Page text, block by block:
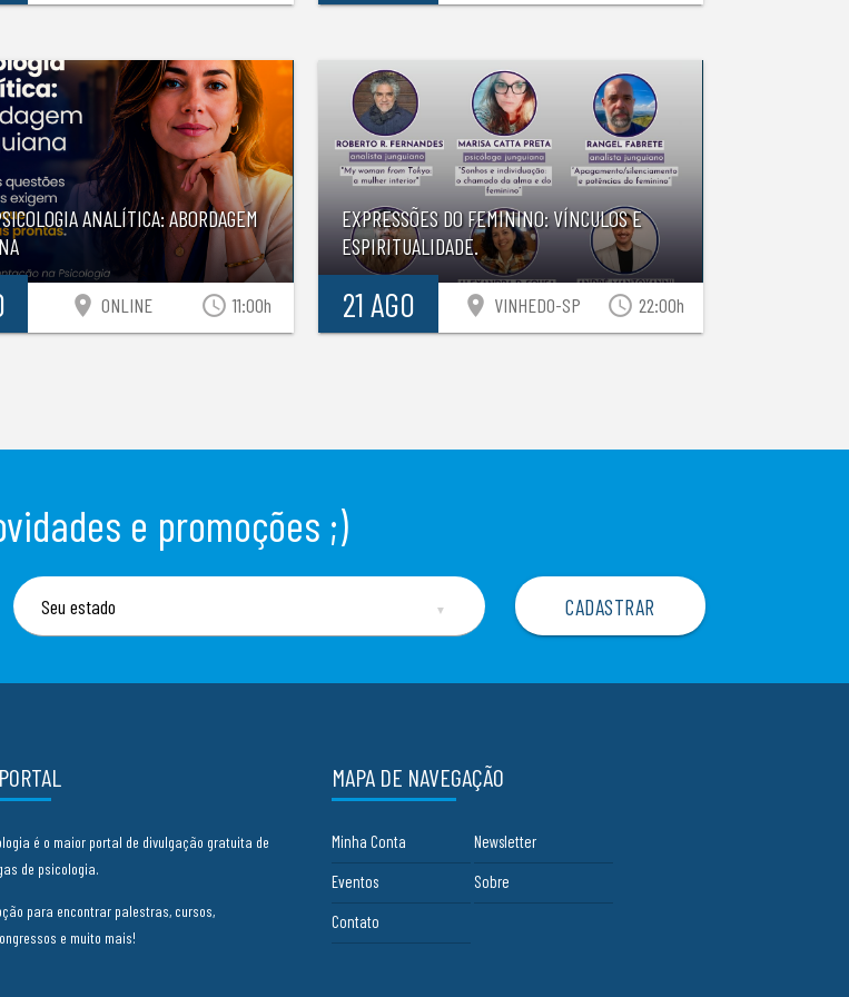
ANALÍTICA: ABORDAGEM
location_on ONLINE access_time 11:00h
EXPRESSÕES DO FEMININO: VÍNCULOS E
ESPIRITUALIDADE.
21 AGO location_on VINHEDO-SP access_time 22:00h
e promoções ;)
▼
é o maior portal de divulgação gratuita de
de psicologia.
para encontrar palestras, cursos,
e muito mais!
MAPA DE NAVEGAÇÃO
Minha Conta
Newsletter
Eventos
Sobre
Contato